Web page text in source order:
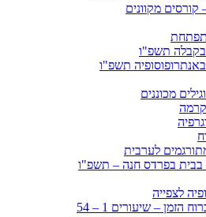
קורסים מקוונים
תשפ"ו
תשפ"ו
מכוננים
לערבית
בבית בפרדס חנה – תשפ"ו
לצפייה
הזמן – שיעורים 1 – 54